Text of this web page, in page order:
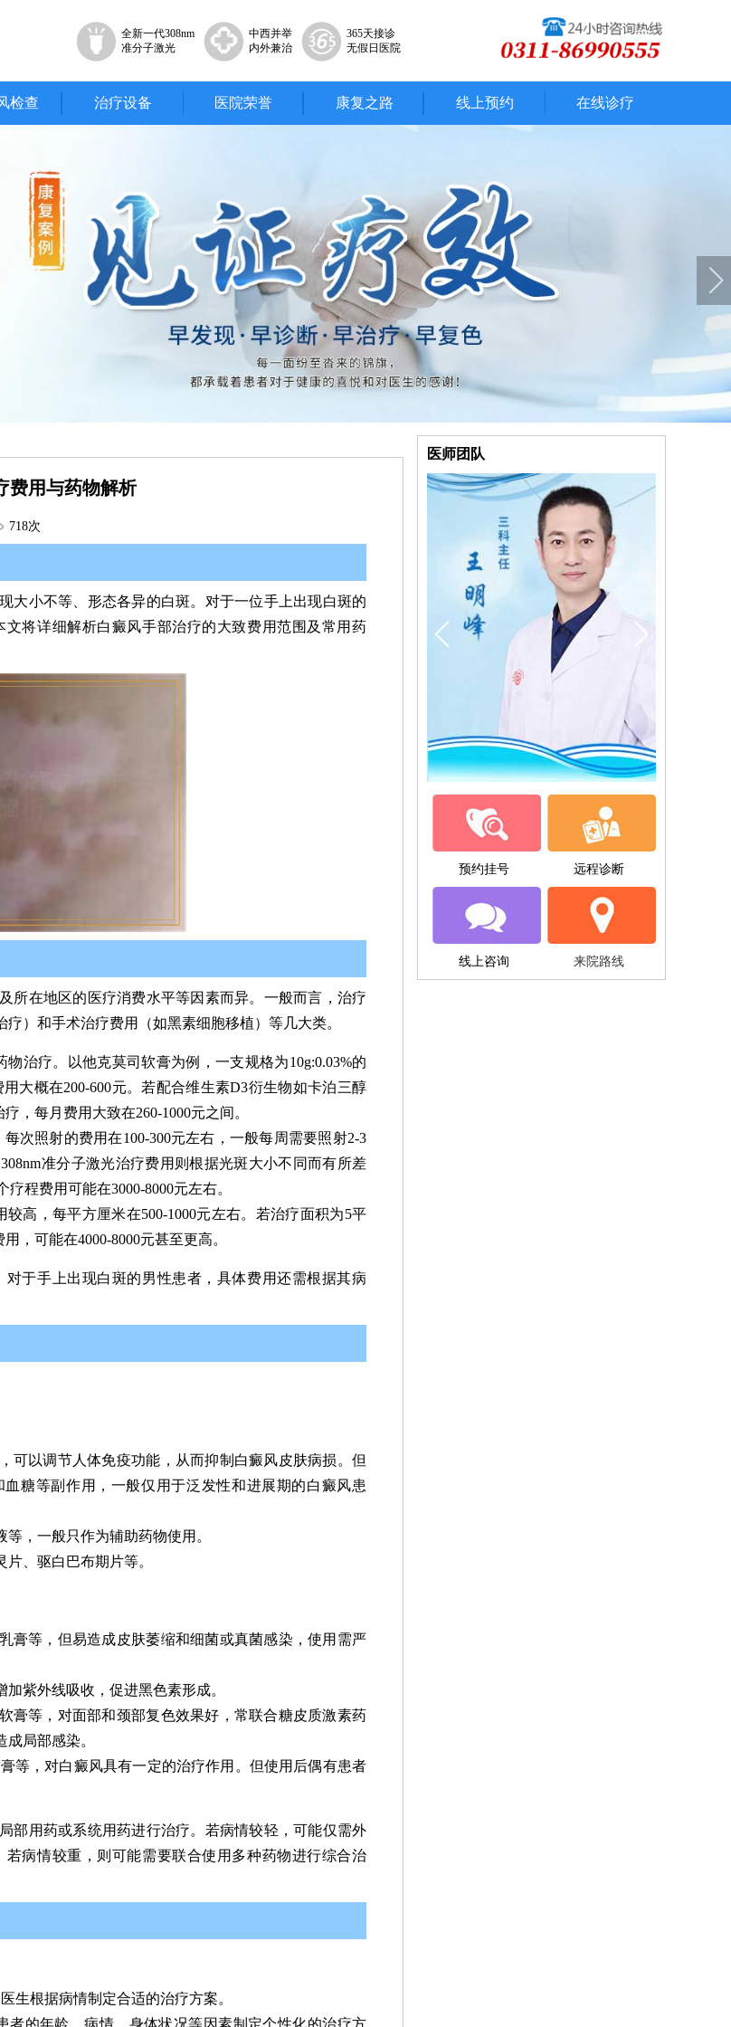
全新一代308nm
准分子激光
中西并举
内外兼治
365天接诊
无假日医院
检查 治疗设备 医院荣誉 康复之路 线上预约 在线诊疗
费用与药物解析
718次
大小不等、形态各异的白斑。对于一位手上出现白斑的
将详细解析白癜风手部治疗的大致费用范围及常用药
所在地区的医疗消费水平等因素而异。一般而言，治疗
）和手术治疗费用（如黑素细胞移植）等几大类。
治疗。以他克莫司软膏为例，一支规格为10g:0.03%的
大概在200-600元。若配合维生素D3衍生物如卡泊三醇
，每月费用大致在260-1000元之间。
次照射的费用在100-300元左右，一般每周需要照射2-3
准分子激光治疗费用则根据光斑大小不同而有所差
程费用可能在3000-8000元左右。
高，每平方厘米在500-1000元左右。若治疗面积为5平
，可能在4000-8000元甚至更高。
于手上出现白斑的男性患者，具体费用还需根据其病
可以调节人体免疫功能，从而抑制白癜风皮肤病损。但
糖等副作用，一般仅用于泛发性和进展期的白癜风患
，一般只作为辅助药物使用。
、驱白巴布期片等。
膏等，但易造成皮肤萎缩和细菌或真菌感染，使用需严
紫外线吸收，促进黑色素形成。
膏等，对面部和颈部复色效果好，常联合糖皮质激素药
局部感染。
等，对白癜风具有一定的治疗作用。但使用后偶有患者
部用药或系统用药进行治疗。若病情较轻，可能仅需外
病情较重，则可能需要联合使用多种药物进行综合治
生根据病情制定合适的治疗方案。
者的年龄、病情、身体状况等因素制定个性化的治疗方
医师团队
预约挂号 远程诊断
线上咨询 来院路线